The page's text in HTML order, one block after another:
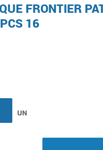
FRONTIER
16
UN